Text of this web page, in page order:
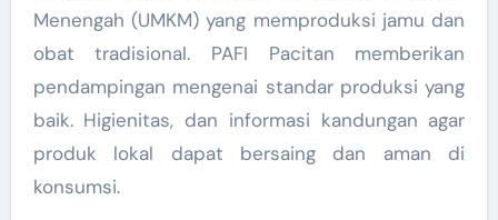
Menengah (UMKM) yang memproduksi jamu dan
obat tradisional. PAFI Pacitan memberikan
pendampingan mengenai standar produksi yang
baik. Higienitas, dan informasi kandungan agar
produk lokal dapat bersaing dan aman di
konsumsi.